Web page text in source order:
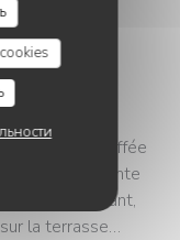
est chauffée
de détente
rafraîchissant,
la terrasse…